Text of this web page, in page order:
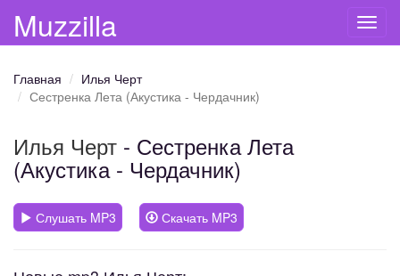
Muzzilla
Главная
Илья Черт
Сестренка Лета (Акустика - Чердачник)
Илья Черт - Сестренка Лета
(Акустика - Чердачник)
Слушать MP3 Скачать MP3